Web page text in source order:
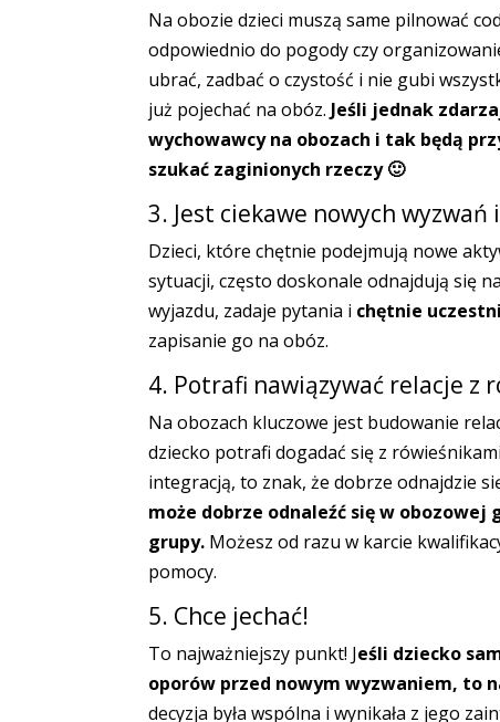
Na obozie dzieci muszą same pilnować
odpowiednio do pogody czy
ubrać, zadbać o czystość i nie gubi
już pojechać na obóz.Jeśli jednak
wychowawcy na obozach i tak będą
szukać zaginionych rzeczy 🙂
3. Jest ciekawe nowych wyzwań
Dzieci, które chętnie podejmują nowe
sytuacji, często doskonale odnajdują się
wyjazdu, zadaje pytania i chętnie
zapisanie go na obóz.
4. Potrafi nawiązywać relacje z
Na obozach kluczowe jest budowanie
dziecko potrafi dogadać się z
integracją, to znak, że dobrze odnajdzie
może dobrze odnaleźć się w
grupy. Możesz od razu w karcie
pomocy.
5. Chce jechać!
To najważniejszy punkt! Jeśli dziecko
oporów przed nowym wyzwaniem, to
decyzja była wspólna i wynikała z jego